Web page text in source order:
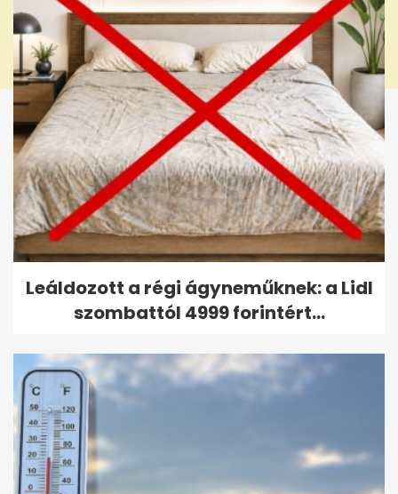
Leáldozott a régi ágyneműknek: a Lidl
szombattól 4999 forintért...